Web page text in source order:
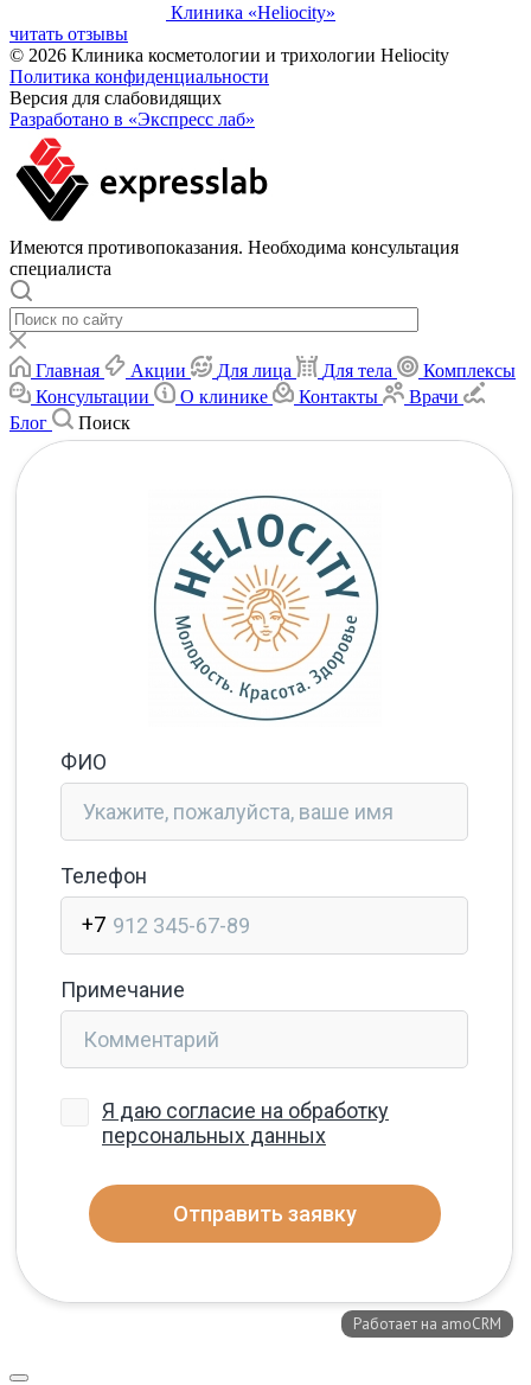
Клиника «Heliocity»
читать отзывы
© 2026 Клиника косметологии и трихологии Heliocity
Политика конфиденциальности
Версия для слабовидящих
Разработано в «Экспресс лаб»
Имеются противопоказания. Необходима консультация
специалиста
Главная Акции Для лица Для тела
Комплексы
Консультации
О клинике Контакты
Врачи
Блог
Поиск